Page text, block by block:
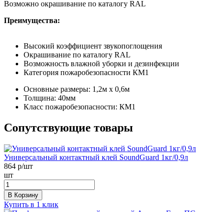
Возможно окрашивание по каталогу RAL
Преимущества:
Высокий коэффициент звукопоглощения
Окрашивание по каталогу RAL
Возможность влажной уборки и дезинфекции
Категория пожаробезопасности КМ1
Основные размеры: 1,2м x 0,6м
Толщина: 40мм
Класс пожаробезопасности: КМ1
Сопутствующие товары
Универсальный контактный клей SoundGuard 1кг/0,9л
864 р/шт
шт
В Корзину
Купить в 1 клик